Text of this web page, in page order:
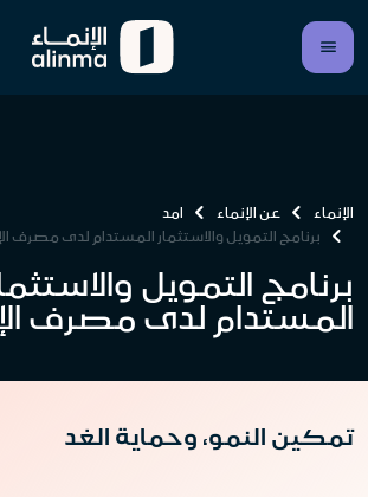
الإنماء عن الإنماء
امد
برنامج التمويل والاستثمار المستدام لدى مصرف
برنامج التمويل
المستدام لدى مصرف
تمكين النمو، وحماية الغد